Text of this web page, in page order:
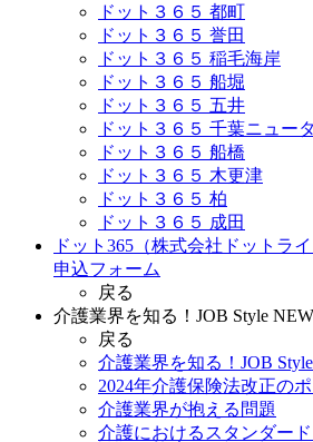
ドット３６５ 都町
ドット３６５ 誉田
ドット３６５ 稲毛海岸
ドット３６５ 船堀
ドット３６５ 五井
ドット３６５ 千葉ニュー
ドット３６５ 船橋
ドット３６５ 木更津
ドット３６５ 柏
ドット３６５ 成田
ドット365（株式会社ドットラ
申込フォーム
戻る
介護業界を知る！JOB Style
戻る
介護業界を知る！JOB
2024年介護保険法改正の
介護業界が抱える問題
介護におけるスタンダー